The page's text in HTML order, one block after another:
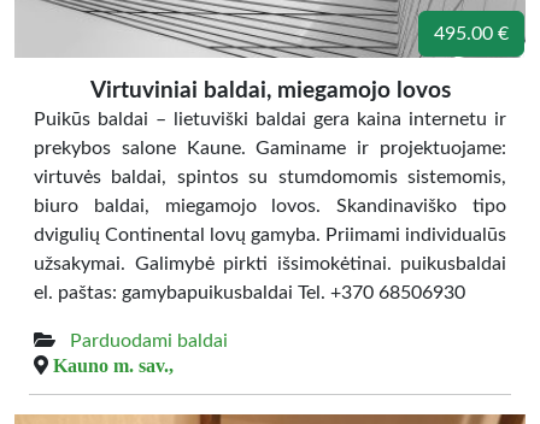
495.00 €
Virtuviniai baldai, miegamojo lovos
Puikūs baldai – lietuviški baldai gera kaina internetu ir
prekybos salone Kaune. Gaminame ir projektuojame:
virtuvės baldai, spintos su stumdomomis sistemomis,
biuro baldai, miegamojo lovos. Skandinaviško tipo
dvigulių Continental lovų gamyba. Priimami individualūs
užsakymai. Galimybė pirkti išsimokėtinai. puikusbaldai
el. paštas: gamybapuikusbaldai Tel. +370 68506930
Parduodami baldai
Kauno m. sav.,